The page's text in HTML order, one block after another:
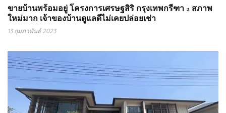
ขายบ้านพร้อมอยู่ โครงการเศรษฐสิริ กรุงเทพกรีฑา 2 สภาพ
ใหม่มาก เจ้าของบ้านดูแลดีไม่เคยปล่อยเช่า
13 กุมภาพันธ์ 2023